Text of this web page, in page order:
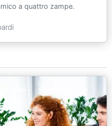
a quattro zampe.